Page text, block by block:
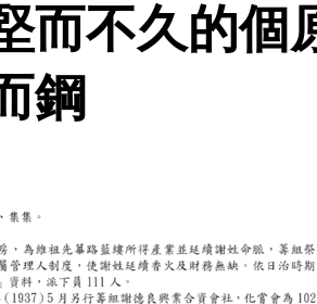
而不久的個
鋼